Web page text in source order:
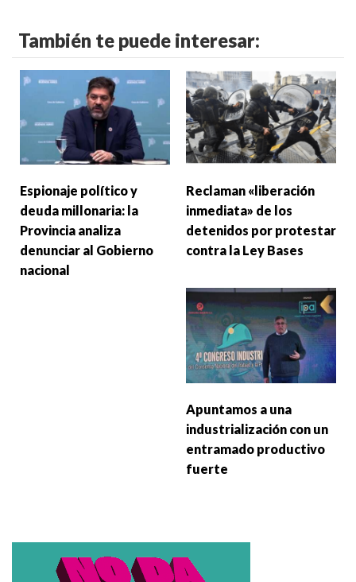
También te puede interesar:
Espionaje político y
deuda millonaria: la
Provincia analiza
denunciar al Gobierno
nacional
Reclaman «liberación
inmediata» de los
detenidos por protestar
contra la Ley Bases
Apuntamos a una
industrialización con un
entramado productivo
fuerte